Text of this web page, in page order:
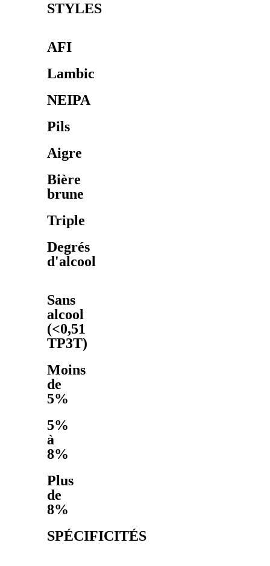
STYLES
AFI
Lambic
NEIPA
Pils
Aigre
Bière
brune
Triple
Degrés
d'alcool
Sans
alcool
(<0,51
TP3T)
Moins
de
5%
5%
à
8%
Plus
de
8%
SPÉCIFICITÉS